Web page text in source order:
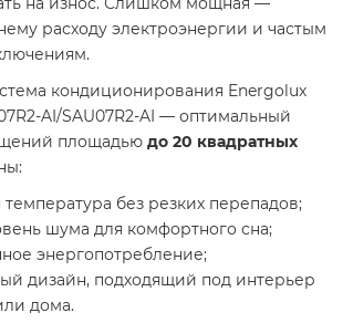
расходу электроэнергии и частым
кондиционирования Energolux
AI/SAU07R2-AI — оптимальный
площадью до 20 квадратных
температура без резких перепадов;
шума для комфортного сна;
энергопотребление;
дизайн, подходящий под интерьер
дома.